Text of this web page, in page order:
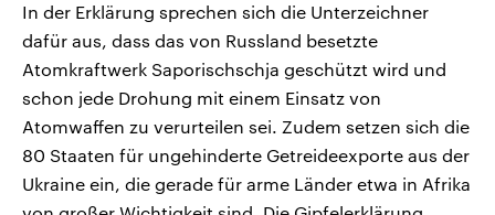
In der Erklärung sprechen sich die Unterzeichner
dafür aus, dass das von Russland besetzte
Atomkraftwerk Saporischschja geschützt wird und
schon jede Drohung mit einem Einsatz von
Atomwaffen zu verurteilen sei. Zudem setzen sich die
80 Staaten für ungehinderte Getreideexporte aus der
Ukraine ein, die gerade für arme Länder etwa in Afrika